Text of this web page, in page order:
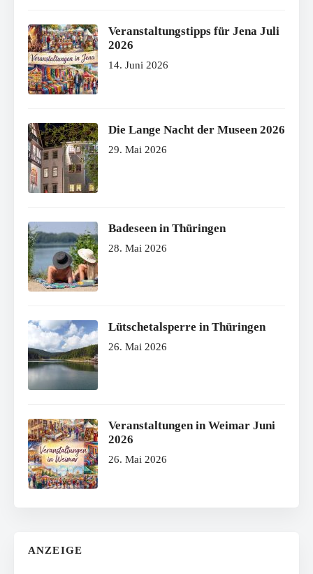
Veranstaltungstipps für Jena Juli
2026
14. Juni 2026
Die Lange Nacht der Museen 2026
29. Mai 2026
Badeseen in Thüringen
28. Mai 2026
Lütschetalsperre in Thüringen
26. Mai 2026
Veranstaltungen in Weimar Juni
2026
26. Mai 2026
ANZEIGE